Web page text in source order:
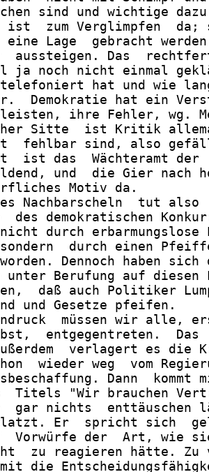
sind und wichtige
ist  zum Verglimpfen  da;
eine Lage  gebracht
aussteigen. Das
ja noch nicht einmal
hat und wie
Demokratie hat ein
ihre Fehler, wg.
Sitte  ist Kritik
fehlbar sind, also
ist das  Wächteramt der
und  die Gier nach
Motiv da.
Nachbarscheln  tut also
des demokratischen
durch erbarmungslose
durch einen
Dennoch haben sich
unter Berufung auf diesen
daß auch Politiker
und Gesetze pfeifen.
müssen wir alle,
entgegentreten.  Das
verlagert es die
wieder weg  vom
Dann  kommt
Titels "Wir brauchen
gar nichts  enttäuschen
Er  spricht sich
Vorwürfe der  Art, wie
zu reagieren hätte. Zu
die